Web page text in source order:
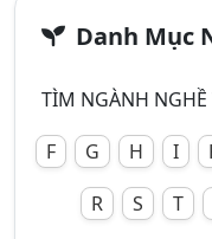
Danh Mục
TÌM NGÀNH NGHỀ
F
G H I
R
S T